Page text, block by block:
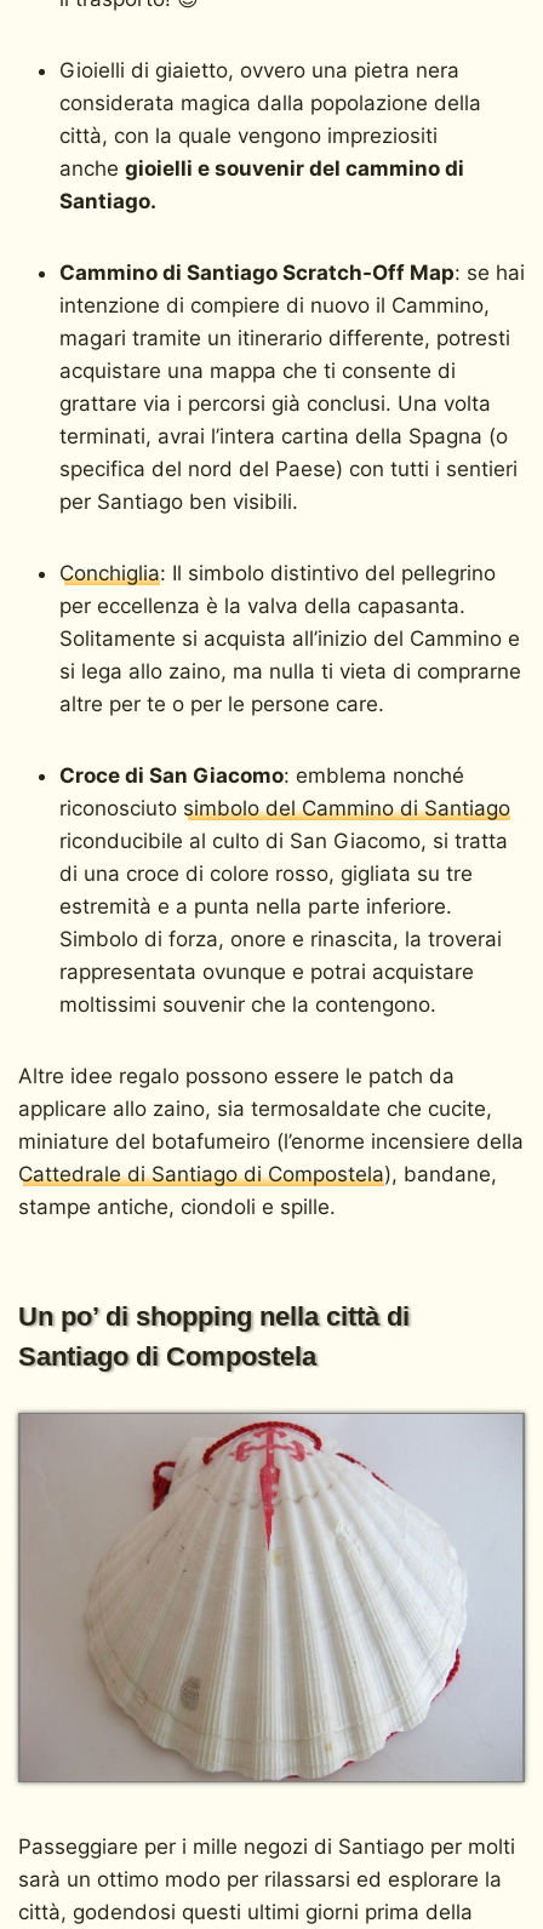
Gioielli di giaietto, ovvero una pietra nera
considerata magica dalla popolazione della
città, con la quale vengono impreziositi
anche gioielli e souvenir del cammino di
Santiago.
Cammino di Santiago Scratch-Off Map: se hai
intenzione di compiere di nuovo il Cammino,
magari tramite un itinerario differente, potresti
acquistare una mappa che ti consente di
grattare via i percorsi già conclusi. Una volta
terminati, avrai l’intera cartina della Spagna (o
specifica del nord del Paese) con tutti i sentieri
per Santiago ben visibili.
Conchiglia: Il simbolo distintivo del pellegrino
per eccellenza è la valva della capasanta.
Solitamente si acquista all’inizio del Cammino e
si lega allo zaino, ma nulla ti vieta di comprarne
altre per te o per le persone care.
Croce di San Giacomo: emblema nonché
riconosciuto simbolo del Cammino di Santiago
riconducibile al culto di San Giacomo, si tratta
di una croce di colore rosso, gigliata su tre
estremità e a punta nella parte inferiore.
Simbolo di forza, onore e rinascita, la troverai
rappresentata ovunque e potrai acquistare
moltissimi souvenir che la contengono.
Altre idee regalo possono essere le patch da
applicare allo zaino, sia termosaldate che cucite,
miniature del botafumeiro (l’enorme incensiere della
Cattedrale di Santiago di Compostela), bandane,
stampe antiche, ciondoli e spille.
Un po’ di shopping nella città di
Santiago di Compostela
Passeggiare per i mille negozi di Santiago per molti
sarà un ottimo modo per rilassarsi ed esplorare la
città, godendosi questi ultimi giorni prima della